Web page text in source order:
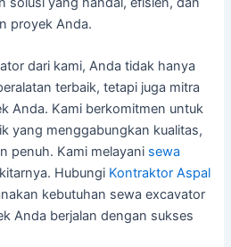
proyek Anda.
dari kami, Anda tidak hanya
terbaik, tetapi juga mitra
Anda. Kami berkomitmen untuk
yang menggabungkan kualitas,
penuh. Kami melayani sewa
Hubungi Kontraktor Aspal
kebutuhan sewa excavator
Anda berjalan dengan sukses